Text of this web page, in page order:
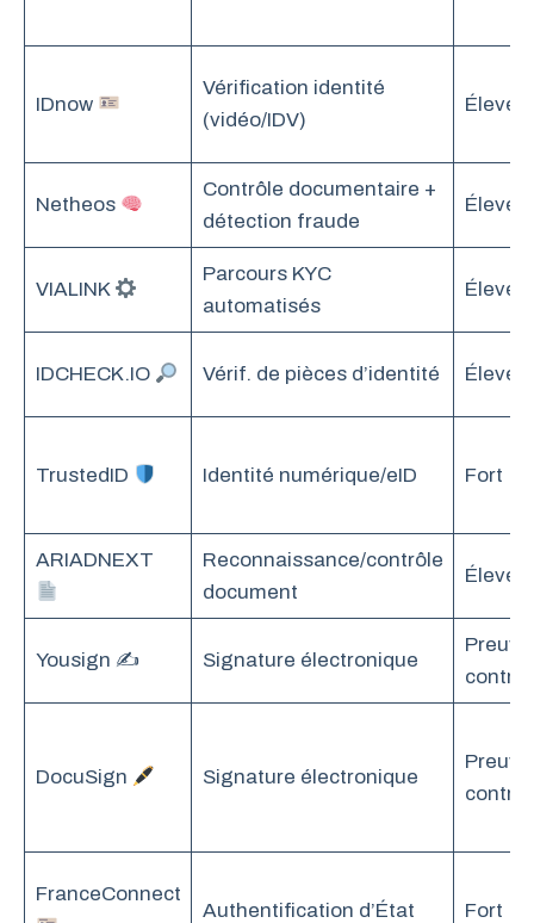
IDnow
Vérification identité
(vidéo/IDV)
Élevé
Netheos
Contrôle documentaire +
détection fraude
Élevé
VIALINK
Parcours KYC
automatisés
Élevé
IDCHECK.IO Vérif. de pièces d’identité Élevé
TrustedID Identité numérique/eID Fort
ARIADNEXT
Reconnaissance/contrôle
document
Élevé
Yousign ✍️ Signature électronique
Preuve
DocuSign Signature électronique
Preuve
FranceConnect
Authentification d’État Fort